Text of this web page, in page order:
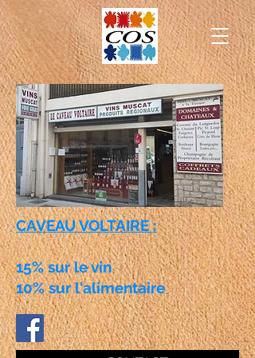
CAVEAU VOLTAIRE :
15% sur le vin
10% sur l'alimentaire